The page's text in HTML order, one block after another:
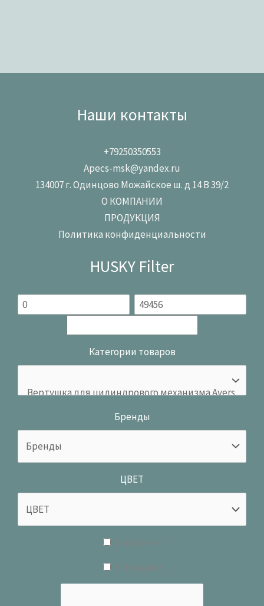
Наши контакты
+79250350553
Apecs-msk@yandex.ru
134007 г. Одинцово Можайское ш. д 14 В 39/2
О КОМПАНИИ
ПРОДУКЦИЯ
Политика конфиденциальности
HUSKY Filter
Категории товаров
Бренды
ЦВЕТ